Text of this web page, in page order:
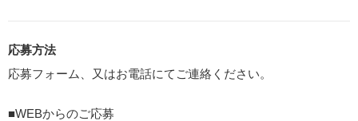
応募方法
応募フォーム、又はお電話にてご連絡ください。
■WEBからのご応募